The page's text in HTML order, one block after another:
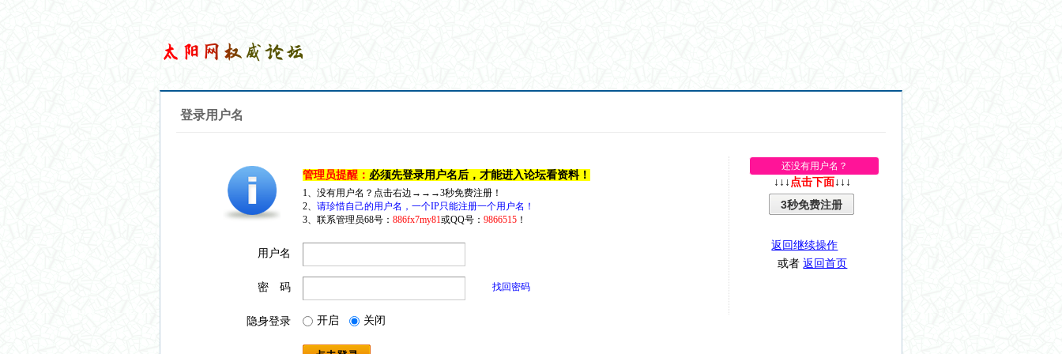
登录用户名
管理员提醒： 必须先登录用户名后，才能进入论坛看资料！
1、没有用户名？点击右边→→→3秒免费注册！
2、 请珍惜自己的用户名，一个IP只能注册一个用户名！
3、联系管理员68号： 886fx7my81或QQ号： 9866515！
用户名
密 码 找回密码
隐身登录 开启 关闭
还没有用户名？
↓↓↓ 点击下面 ↓↓↓
3秒免费注册
返回继续操作
或者返回首页